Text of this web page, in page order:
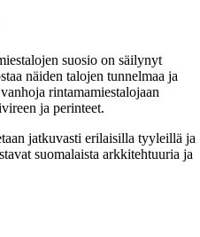
suosio on säilynyt
näiden talojen tunnelmaa ja
rintamamiestalojaan
ja perinteet.
jatkuvasti erilaisilla tyyleillä ja
suomalaista arkkitehtuuria ja